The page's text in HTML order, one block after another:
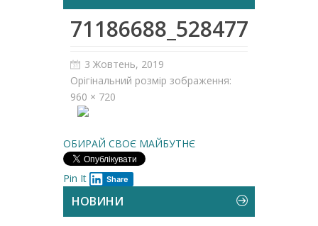
3 Жовтень, 2019
Орігінальний розмір зображення:
960 × 720
ОБИРАЙ СВОЄ МАЙБУТНЄ
Pin It Share
НОВИНИ